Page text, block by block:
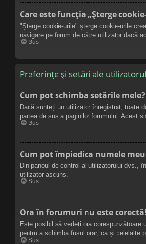
Care este funcția „Șterge
"Șterge cookie-urile" șterge cookie-urile
navigare pe forum de către utilizator dacă
Sus
Preferințe și setări ale
Cum pot schimba setările mele?
Dacă sunteți un utilizator înregistrat, toate
partea de sus a paginilor forumului. Acest
Sus
Cum pot împiedica numele
Din panoul de control al utilizatorului dvs.,
utilizator ascuns.
Sus
Ora în forumuri nu este corectă!
Este posibil să vedeți ora
pentru a schimba fusul orar, ca și celelalte
Sus